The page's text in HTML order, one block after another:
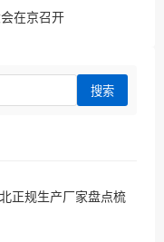
在京召开
搜索
正规生产厂家盘点梳